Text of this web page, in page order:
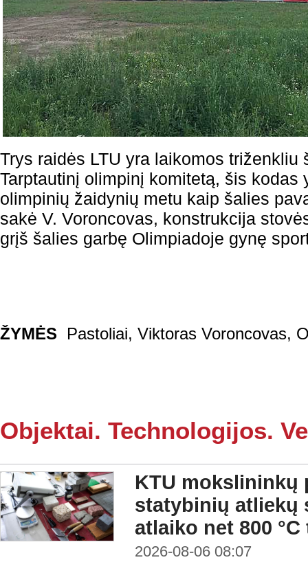
Trys raidės LTU yra laikomos triženkliu
Tarptautinį olimpinį komitetą, šis kodas
olimpinių žaidynių metu kaip šalies
sakė V. Voroncovas, konstrukcija
grįš šalies garbę Olimpiadoje gynę
ŽYMĖS Pastoliai, Viktoras Voroncovas,
Objektai. Technologijos.
KTU mokslininkų
statybinių atliekų
atlaiko net 800
2026-08-06 08:07